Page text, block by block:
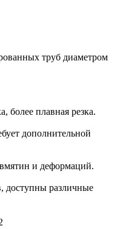
труб диаметром
более плавная резка.
дополнительной
и деформаций.
доступны различные